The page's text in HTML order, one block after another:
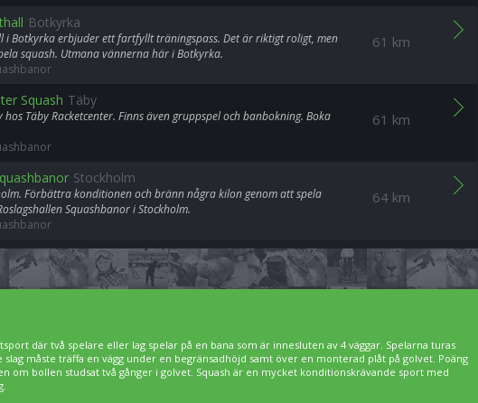
61 km
Botkyrka
i Botkyrka erbjuder ett fartfyllt träningspass. Det är riktigt roligt, men
squash. Utmana vännerna här i Botkyrka.
61 km
Squash Täby
hos Täby Racketcenter. Finns även gruppspel och banbokning. Boka
64 km
Stockholm
Förbättra konditionen och bränn några kilon genom att spela
Squashbanor i Stockholm.
där två spelare eller lag spelar på en bana som är innesluten av 4 väggar. Spelarna turas
slag måste träffa en vägg under en begränsadhöjd samt över en monterad plåt på golvet. Poäng
om bollen studsat två gånger i golvet. Squash är en mycket konditionskrävande sport med